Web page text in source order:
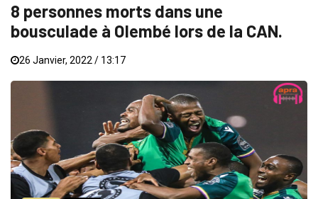
8 personnes morts dans une
bousculade à Olembé lors de la CAN.
26 Janvier, 2022 / 13:17